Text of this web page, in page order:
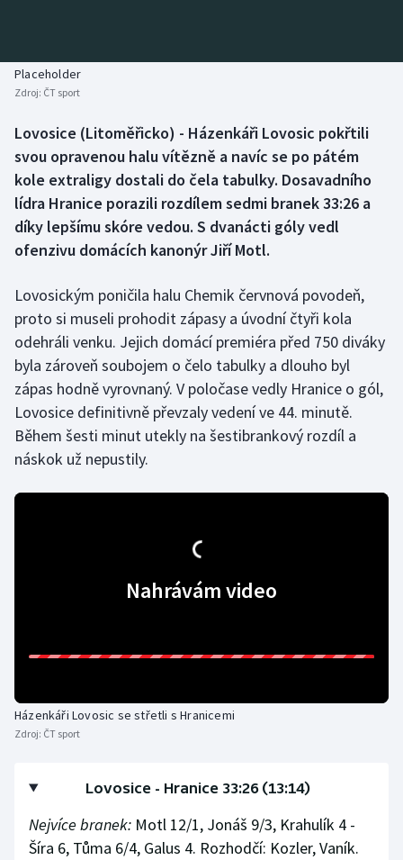
Biatlon
Boby a skeleton
Box
Curling
Florbal
Futsal
Golf
Gymnastika
Házená
Lezení
Lyže a snowboard
Motorsport
Olympijské hry
Aplikace ČT sport
AZ kvíz
Placeholder
Zdroj: ČT sport
Lovosice (Litoměřicko) - Házenkáři Lovosic pokřtili
svou opravenou halu vítězně a navíc se po pátém
kole extraligy dostali do čela tabulky. Dosavadního
lídra Hranice porazili rozdílem sedmi branek 33:26 a
díky lepšímu skóre vedou. S dvanácti góly vedl
ofenzivu domácích kanonýr Jiří Motl.
Lovosickým poničila halu Chemik červnová povodeň,
proto si museli prohodit zápasy a úvodní čtyři kola
odehráli venku. Jejich domácí premiéra před 750 diváky
byla zároveň soubojem o čelo tabulky a dlouho byl
zápas hodně vyrovnaný. V poločase vedly Hranice o gól,
Lovosice definitivně převzaly vedení ve 44. minutě.
Během šesti minut utekly na šestibrankový rozdíl a
náskok už nepustily.
Nahrávám video
Házenkáři Lovosic se střetli s Hranicemi
Zdroj: ČT sport
Lovosice - Hranice 33:26 (13:14)
Nejvíce branek: Motl 12/1, Jonáš 9/3, Krahulík 4 -
Šíra 6, Tůma 6/4, Galus 4. Rozhodčí: Kozler, Vaník.